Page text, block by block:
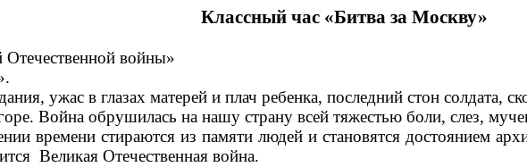
Классный час «Битва за Москву»
Отечественной войны»
ужас в глазах матерей и плач ребенка, последний стон солдата,
Война обрушилась на нашу страну всей тяжестью боли, слез,
времени стираются из памяти людей и становятся достоянием
Великая Отечественная война.